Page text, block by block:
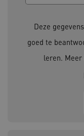
Deze
goed te
leren.
worden
op uw privacy.